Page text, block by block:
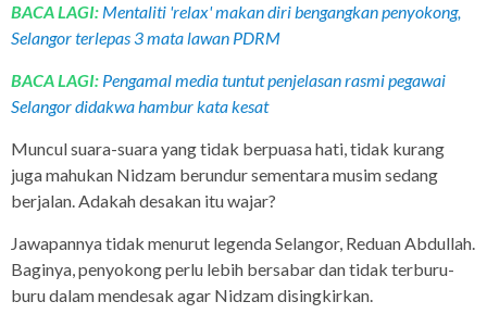
BACA LAGI: Mentaliti 'relax' makan diri bengangkan penyokong,
Selangor terlepas 3 mata lawan PDRM
BACA LAGI: Pengamal media tuntut penjelasan rasmi pegawai
Selangor didakwa hambur kata kesat
Muncul suara-suara yang tidak berpuasa hati, tidak kurang
juga mahukan Nidzam berundur sementara musim sedang
berjalan. Adakah desakan itu wajar?
Jawapannya tidak menurut legenda Selangor, Reduan Abdullah.
Baginya, penyokong perlu lebih bersabar dan tidak terburu-
buru dalam mendesak agar Nidzam disingkirkan.